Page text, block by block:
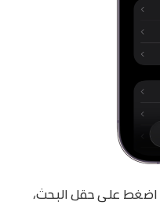
اضغط على حقل البحث،